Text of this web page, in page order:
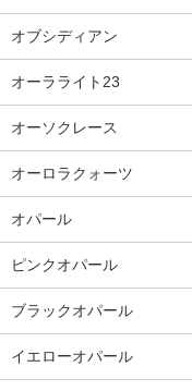
オブシディアン
オーラライト23
オーソクレース
オーロラクォーツ
オパール
ピンクオパール
ブラックオパール
イエローオパール